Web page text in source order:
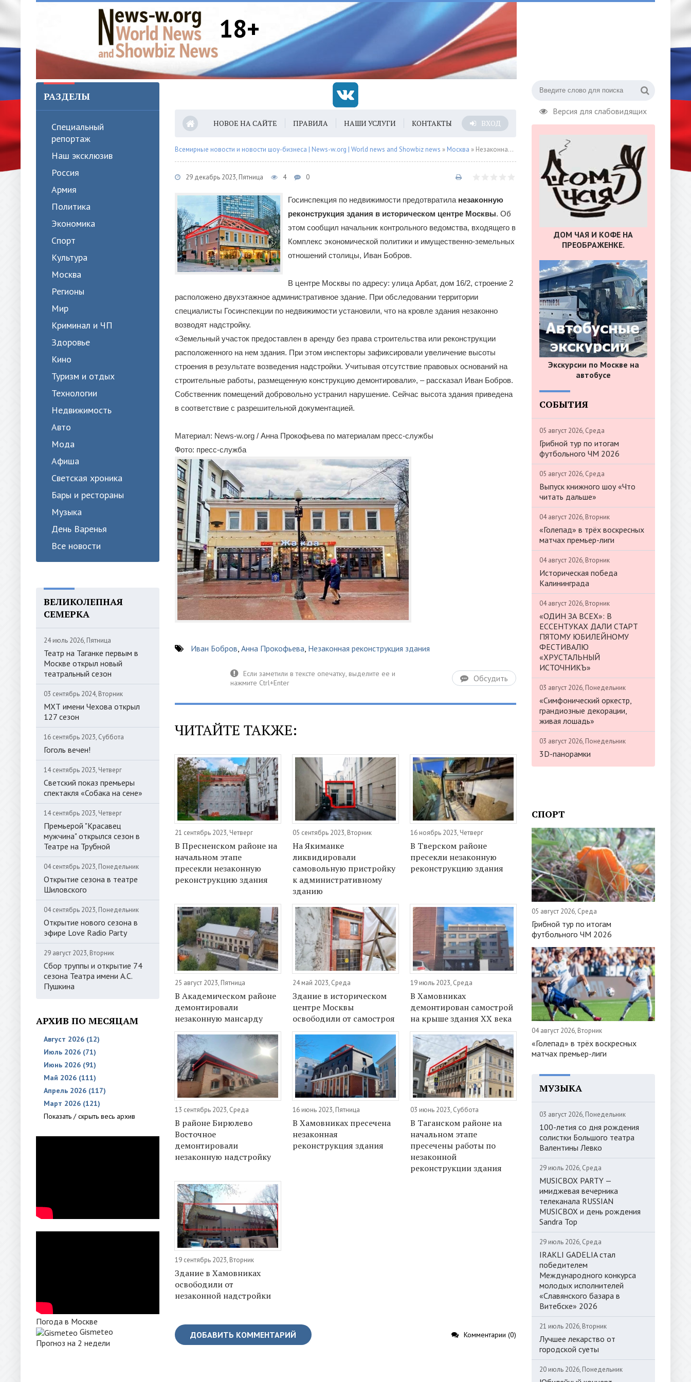
18+
Версия для слабовидящих
РАЗДЕЛЫ
Специальный
репортаж
Наш эксклюзив
Россия
Армия
Политика
Экономика
Спорт
Культура
Москва
Регионы
Мир
Криминал и ЧП
Здоровье
Кино
Туризм и отдых
Технологии
Недвижимость
Авто
Мода
Афиша
Светская хроника
Бары и рестораны
Музыка
День Варенья
Все новости
ВЕЛИКОЛЕПНАЯ
СЕМЕРКА
24 июль 2026, Пятница
Театр на Таганке первым в
Москве открыл новый
театральный сезон
03 сентябрь 2024, Вторник
МХТ имени Чехова открыл
127 сезон
16 сентябрь 2023, Суббота
Гоголь вечен!
14 сентябрь 2023, Четверг
Светский показ премьеры
спектакля «Собака на сене»
14 сентябрь 2023, Четверг
Премьерой "Красавец
мужчина" открылся сезон в
Театре на Трубной
04 сентябрь 2023, Понедельник
Открытие сезона в театре
Шиловского
04 сентябрь 2023, Понедельник
Открытие нового сезона в
эфире Love Radio Party
29 август 2023, Вторник
Сбор труппы и открытие 74
сезона Театра имени А.С.
Пушкина
АРХИВ ПО МЕСЯЦАМ
Август 2026 (12)
Июль 2026 (71)
Июнь 2026 (91)
Май 2026 (111)
Апрель 2026 (117)
Март 2026 (121)
Показать / скрыть весь архив
Погода в Москве
Gismeteo
Прогноз на 2 недели
НОВОЕ НА САЙТЕ ПРАВИЛА НАШИ УСЛУГИ КОНТАКТЫ ВХОД
Всемирные новости и новости шоу-бизнеса | News-w.org | World news and Showbiz news » Москва » Незаконная реконструкция здания
29 декабрь 2023, Пятница 4 0
Госинспекция по недвижимости предотвратила незаконную
реконструкция здания в историческом центре Москвы. Об
этом сообщил начальник контрольного ведомства, входящего в
Комплекс экономической политики и имущественно-земельных
отношений столицы, Иван Бобров.
В центре Москвы по адресу: улица Арбат, дом 16/2, строение 2
расположено двухэтажное административное здание. При обследовании территории
специалисты Госинспекции по недвижимости установили, что на кровле здания незаконно
возводят надстройку.
«Земельный участок предоставлен в аренду без права строительства или реконструкции
расположенного на нем здания. При этом инспекторы зафиксировали увеличение высоты
строения в результате возведения надстройки. Учитывая отсутствие правовых оснований на
строительные работы, размещенную конструкцию демонтировали», – рассказал Иван Бобров.
Собственник помещений добровольно устранил нарушение. Сейчас высота здания приведена
в соответствие с разрешительной документацией.
Материал: News-w.org / Анна Прокофьева по материалам пресс-службы
Фото: пресс-служба
Иван Бобров, Анна Прокофьева, Незаконная реконструкция здания
Обсудить
ЧИТАЙТЕ ТАКЖЕ:
21 сентябрь 2023, Четверг
В Пресненском районе на
начальном этапе
пресекли незаконную
реконструкцию здания
05 сентябрь 2023, Вторник
На Якиманке
ликвидировали
самовольную пристройку
к административному
зданию
16 ноябрь 2023, Четверг
В Тверском районе
пресекли незаконную
реконструкцию здания
25 август 2023, Пятница
В Академическом районе
демонтировали
незаконную мансарду
24 май 2023, Среда
Здание в историческом
центре Москвы
освободили от самостроя
19 июль 2023, Среда
В Хамовниках
демонтирован самострой
на крыше здания XX века
13 сентябрь 2023, Среда
В районе Бирюлево
Восточное
демонтировали
незаконную надстройку
16 июнь 2023, Пятница
В Хамовниках пресечена
незаконная
реконструкция здания
03 июнь 2023, Суббота
В Таганском районе на
начальном этапе
пресечены работы по
незаконной
реконструкции здания
19 сентябрь 2023, Вторник
Здание в Хамовниках
освободили от
незаконной надстройки
ДОБАВИТЬ КОММЕНТАРИЙ Комментарии (0)
ДОМ ЧАЯ И КОФЕ НА
ПРЕОБРАЖЕНКЕ.
Экскурсии по Москве на
автобусе
СОБЫТИЯ
05 август 2026, Среда
Грибной тур по итогам
футбольного ЧМ 2026
05 август 2026, Среда
Выпуск книжного шоу «Что
читать дальше»
04 август 2026, Вторник
«Голепад» в трёх воскресных
матчах премьер-лиги
04 август 2026, Вторник
Историческая победа
Калининграда
04 август 2026, Вторник
«ОДИН ЗА ВСЕХ»: В
ЕССЕНТУКАХ ДАЛИ СТАРТ
ПЯТОМУ ЮБИЛЕЙНОМУ
ФЕСТИВАЛЮ
«ХРУСТАЛЬНЫЙ
ИСТОЧНИКЪ»
03 август 2026, Понедельник
«Симфонический оркестр,
грандиозные декорации,
живая лошадь»
03 август 2026, Понедельник
3D-панорамки
СПОРТ
05 август 2026, Среда
Грибной тур по итогам
футбольного ЧМ 2026
04 август 2026, Вторник
«Голепад» в трёх воскресных
матчах премьер-лиги
МУЗЫКА
03 август 2026, Понедельник
100-летия со дня рождения
солистки Большого театра
Валентины Левко
29 июль 2026, Среда
MUSICBOX PARTY —
имиджевая вечерника
телеканала RUSSIAN
MUSICBOX и день рождения
Sandra Top
29 июль 2026, Среда
IRAKLI GADELIA стал
победителем
Международного конкурса
молодых исполнителей
«Славянского базара в
Витебске» 2026
21 июль 2026, Вторник
Лучшее лекарство от
городской суеты
20 июль 2026, Понедельник